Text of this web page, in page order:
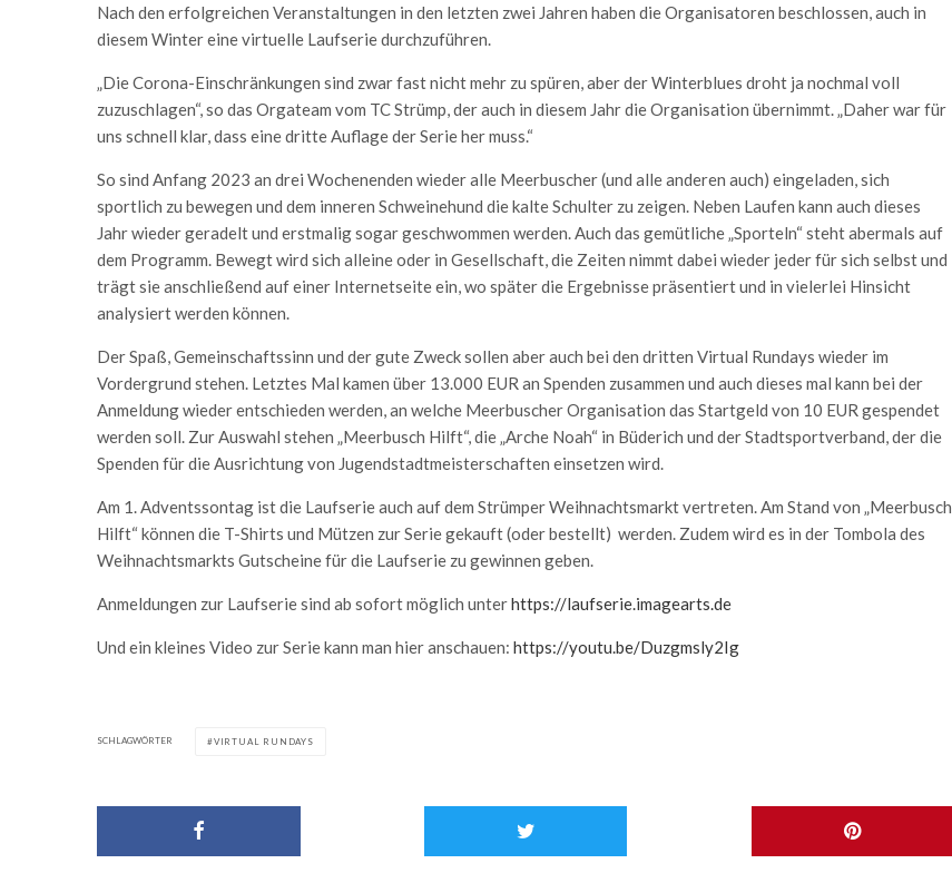
Nach den erfolgreichen Veranstaltungen in den letzten zwei Jahren haben die Organisatoren beschlossen, auch in
diesem Winter eine virtuelle Laufserie durchzuführen.
„Die Corona-Einschränkungen sind zwar fast nicht mehr zu spüren, aber der Winterblues droht ja nochmal voll
zuzuschlagen“, so das Orgateam vom TC Strümp, der auch in diesem Jahr die Organisation übernimmt. „Daher war für
uns schnell klar, dass eine dritte Auflage der Serie her muss.“
So sind Anfang 2023 an drei Wochenenden wieder alle Meerbuscher (und alle anderen auch) eingeladen, sich
sportlich zu bewegen und dem inneren Schweinehund die kalte Schulter zu zeigen. Neben Laufen kann auch dieses
Jahr wieder geradelt und erstmalig sogar geschwommen werden. Auch das gemütliche „Sporteln“ steht abermals auf
dem Programm. Bewegt wird sich alleine oder in Gesellschaft, die Zeiten nimmt dabei wieder jeder für sich selbst und
trägt sie anschließend auf einer Internetseite ein, wo später die Ergebnisse präsentiert und in vielerlei Hinsicht
analysiert werden können.
Der Spaß, Gemeinschaftssinn und der gute Zweck sollen aber auch bei den dritten Virtual Rundays wieder im
Vordergrund stehen. Letztes Mal kamen über 13.000 EUR an Spenden zusammen und auch dieses mal kann bei der
Anmeldung wieder entschieden werden, an welche Meerbuscher Organisation das Startgeld von 10 EUR gespendet
werden soll. Zur Auswahl stehen „Meerbusch Hilft“, die „Arche Noah“ in Büderich und der Stadtsportverband, der die
Spenden für die Ausrichtung von Jugendstadtmeisterschaften einsetzen wird.
Am 1. Adventssontag ist die Laufserie auch auf dem Strümper Weihnachtsmarkt vertreten. Am Stand von „Meerbusch
Hilft“ können die T-Shirts und Mützen zur Serie gekauft (oder bestellt) werden. Zudem wird es in der Tombola des
Weihnachtsmarkts Gutscheine für die Laufserie zu gewinnen geben.
Anmeldungen zur Laufserie sind ab sofort möglich unterhttps://laufserie.imagearts.de
Und ein kleines Video zur Serie kann man hier anschauen: https://youtu.be/Duzgmsly2Ig
SCHLAGWÖRTER VIRTUAL RUNDAYS